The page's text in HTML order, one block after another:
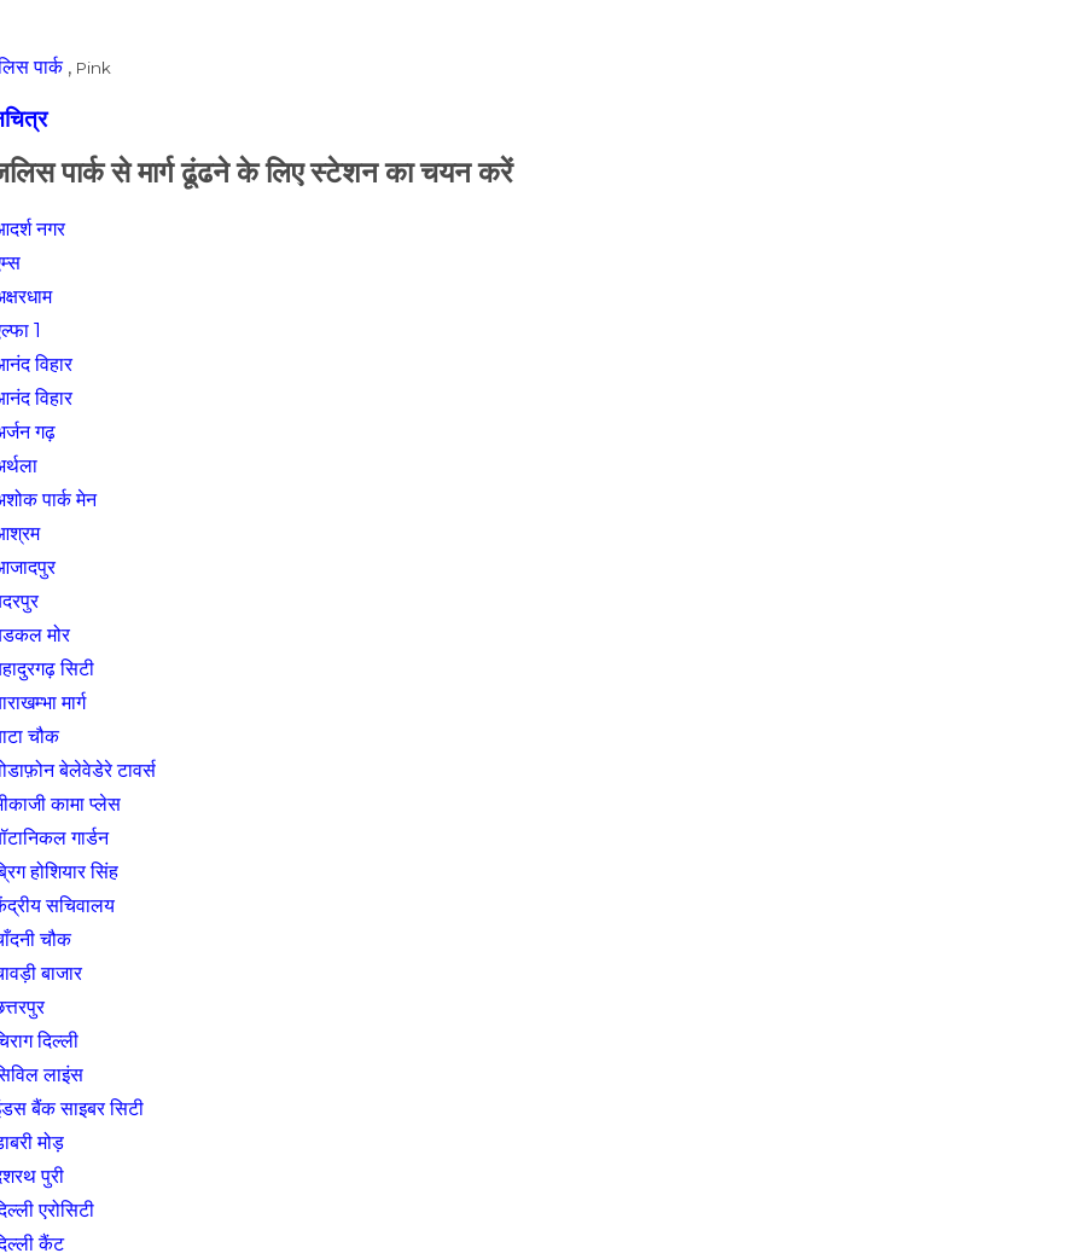
पार्क , Pink
पार्क से मार्ग ढूंढने के लिए स्टेशन का चयन करें
नगर
1
विहार
विहार
गढ़
पार्क मेन
मोर
सिटी
मार्ग
चौक
बेलेवेडेरे टावर्स
कामा प्लेस
गार्डन
होशियार सिंह
सचिवालय
चौक
बाजार
दिल्ली
लाइंस
बैंक साइबर सिटी
मोड़
पुरी
एरोसिटी
कैंट